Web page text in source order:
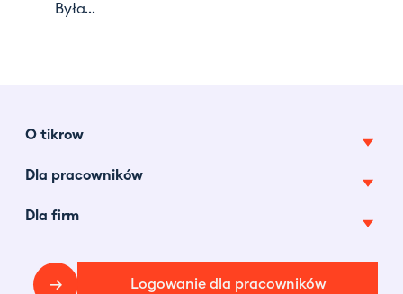
Była...
O tikrow
O nas
Centrum prasowe
Dotacje
Dla pracowników
Oferty pracy tymczasowej
Blog
Dla firm
Faq Logowanie dla pracowników